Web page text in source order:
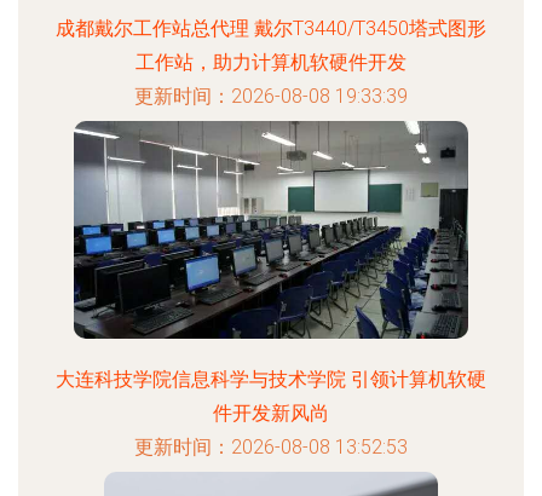
成都戴尔工作站总代理 戴尔T3440/T3450塔式图形
工作站，助力计算机软硬件开发
更新时间：2026-08-08 19:33:39
大连科技学院信息科学与技术学院 引领计算机软硬
件开发新风尚
更新时间：2026-08-08 13:52:53